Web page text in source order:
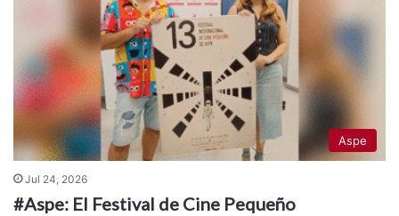
Aspe
Jul 24, 2026
#Aspe: El Festival de Cine Pequeño